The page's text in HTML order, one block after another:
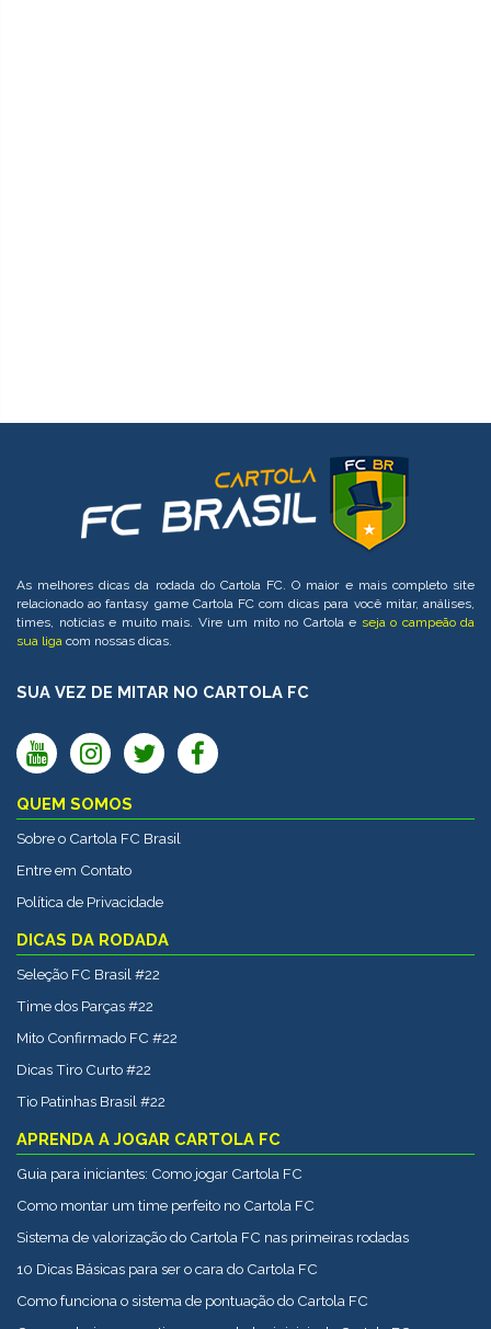
As melhores dicas da rodada do Cartola FC. O maior e mais completo site
relacionado ao fantasy game Cartola FC com dicas para você mitar, análises,
times, notícias e muito mais. Vire um mito no Cartola e seja o campeão da
sua liga com nossas dicas.
SUA VEZ DE MITAR NO CARTOLA FC
QUEM SOMOS
Sobre o Cartola FC Brasil
Entre em Contato
Política de Privacidade
DICAS DA RODADA
Seleção FC Brasil #22
Time dos Parças #22
Mito Confirmado FC #22
Dicas Tiro Curto #22
Tio Patinhas Brasil #22
APRENDA A JOGAR CARTOLA FC
Guia para iniciantes: Como jogar Cartola FC
Como montar um time perfeito no Cartola FC
Sistema de valorização do Cartola FC nas primeiras rodadas
10 Dicas Básicas para ser o cara do Cartola FC
Como funciona o sistema de pontuação do Cartola FC